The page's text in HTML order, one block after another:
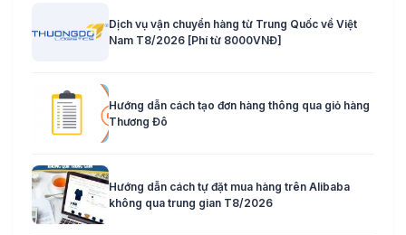
Dịch vụ vận chuyển hàng từ Trung Quốc về Việt
Nam T8/2026 [Phí từ 8000VNĐ]
Hướng dẫn cách tạo đơn hàng thông qua giỏ hàng
Thương Đô
Hướng dẫn cách tự đặt mua hàng trên Alibaba
không qua trung gian T8/2026